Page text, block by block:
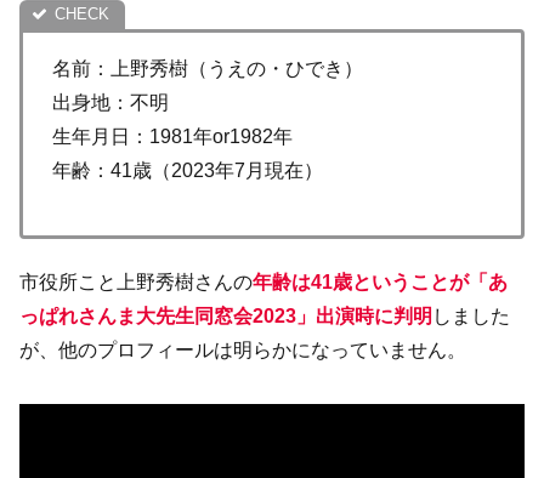
名前：上野秀樹（うえの・ひでき）
出身地：不明
生年月日：1981年or1982年
年齢：41歳（2023年7月現在）
市役所こと上野秀樹さんの年齢は41歳ということが「あ
っぱれさんま大先生同窓会2023」出演時に判明 しました
が、他のプロフィールは明らかになっていません。